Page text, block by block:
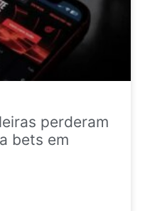
perderam
bets em